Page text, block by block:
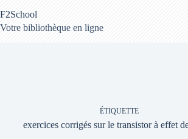
au
contenu
F2School
Votre bibliothèque en ligne
ÉTIQUETTE
exercices corrigés sur le transistor à effet